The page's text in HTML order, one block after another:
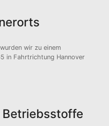
wir zu einem
in Fahrtrichtung Hannover
Betriebsstoffe